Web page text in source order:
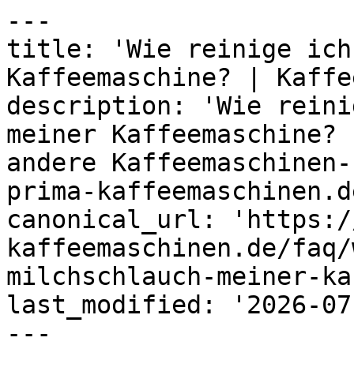
---
title: 'Wie reinige ich
Kaffeemaschine? |
description: 'Wie
meiner
andere
prima-
canonical_url: 'https://
kaffeemaschinen.de/
milchschlauch-meiner-
last_modified: '2026-
---